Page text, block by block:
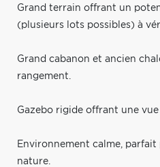
Grand terrain offrant un
(plusieurs lots possibles) à
Grand cabanon et ancien
rangement.
Gazebo rigide offrant une
Environnement calme, parfait
nature.